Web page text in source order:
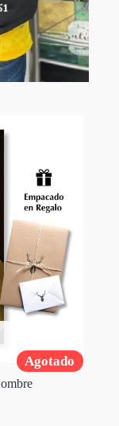
Agotado